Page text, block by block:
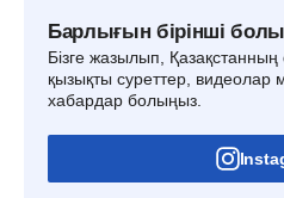
Барлығын бірінші
Бізге жазылып, Қазақстанның
қызықты суреттер, видеолар
хабардар болыңыз.